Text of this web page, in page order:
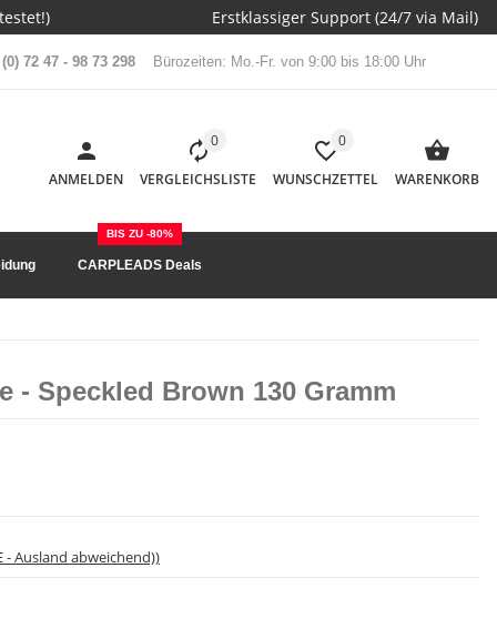
Erstklassiger Support (24/7 via Mail)
72 47 - 98 73 298 Bürozeiten: Mo.-Fr. von 9:00 bis 18:00 Uhr
ANMELDEN
0
VERGLEICHSLISTE
0
WUNSCHZETTEL WARENKORB
CARPLEADS Deals
BIS ZU -80%
- Speckled Brown 130 Gramm
- Ausland abweichend))